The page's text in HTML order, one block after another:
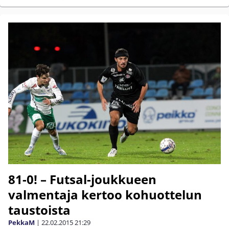
81-0! – Futsal-joukkueen
valmentaja kertoo kohuottelun
taustoista
PekkaM | 22.02.201521:29